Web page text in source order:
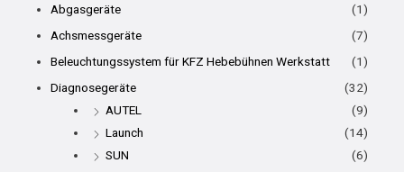
Abgasgeräte
(1)
Achsmessgeräte
(7)
Beleuchtungssystem für KFZ Hebebühnen Werkstatt
(1)
Diagnosegeräte
(32)
AUTEL
(9)
Launch
(14)
SUN
(6)